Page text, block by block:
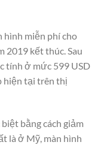
hình miễn phí cho
2019 kết thúc. Sau
tính ở mức 599 USD
hiện tại trên thị
bằng cách giảm
là ở Mỹ, màn hình